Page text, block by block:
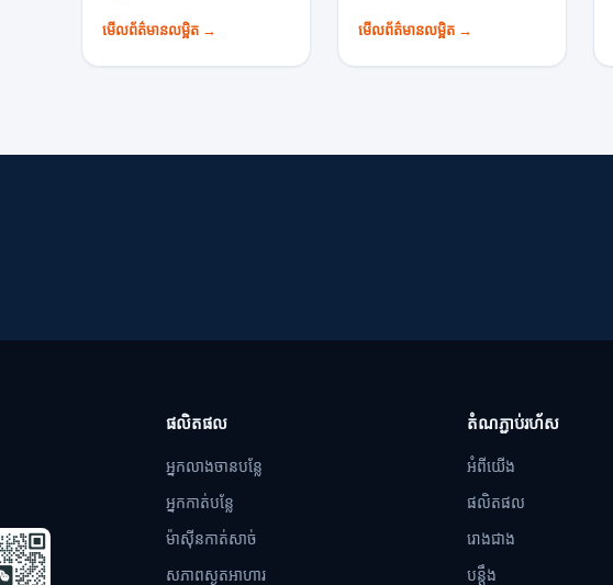
មើលព័ត៌មានលម្អិត → មើលព័ត៌មានលម្អិត →
ផលិតផល
អ្នកលាងចានបន្លែ
អ្នកកាត់បន្លែ
ម៉ាស៊ីនកាត់សាច់
សភាពស្ងួតអាហារ
តំណភ្ជាប់រហ័ស
អំពីយើង
ផលិតផល
រោងជាង
បន្ដឹង